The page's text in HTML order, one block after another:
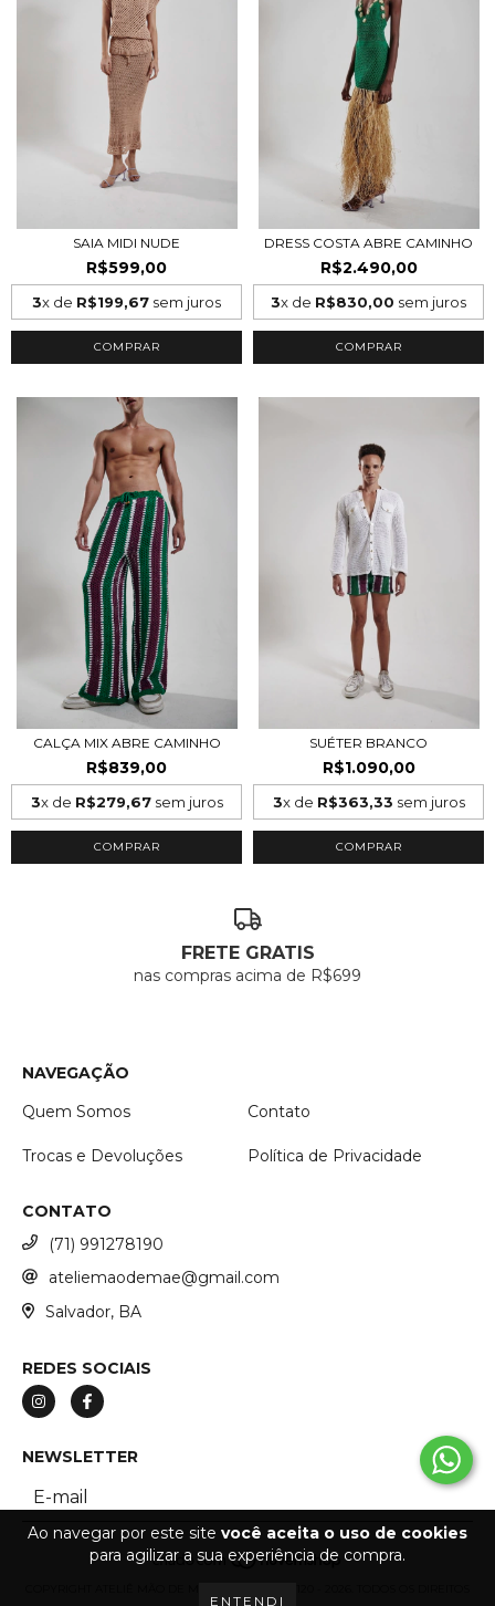
Ao navegar por este site você aceita o uso de cookies
para agilizar a sua experiência de compra.
ENTENDI
SAIA MIDI NUDE
R$599,00
3x de R$199,67 sem juros
COMPRAR
DRESS COSTA ABRE CAMINHO
R$2.490,00
3x de R$830,00 sem juros
COMPRAR
CALÇA MIX ABRE CAMINHO
R$839,00
3x de R$279,67sem juros
COMPRAR
SUÉTER BRANCO
R$1.090,00
3x de R$363,33 sem juros
COMPRAR
FRETE GRATIS
nas compras acima de R$699
NAVEGAÇÃO
Quem Somos
Contato
Trocas e Devoluções Política de Privacidade
CONTATO
(71) 991278190
ateliemaodemae@gmail.com
Salvador, BA
REDES SOCIAIS
NEWSLETTER